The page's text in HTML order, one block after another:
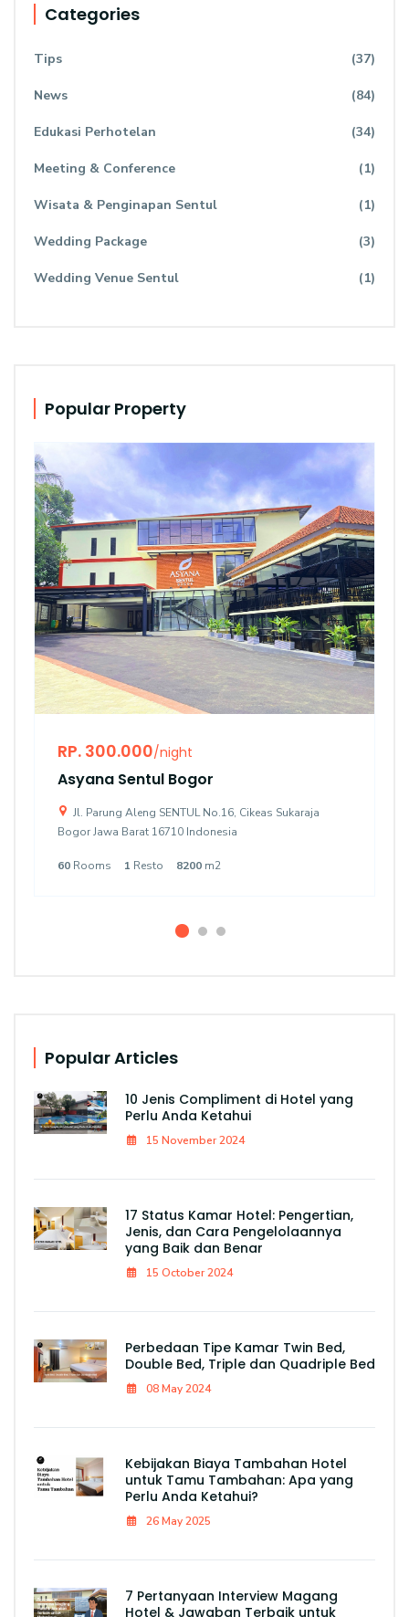
Categories
Tips (37)
News (84)
Edukasi Perhotelan (34)
Meeting & Conference (1)
Wisata & Penginapan Sentul (1)
Wedding Package (3)
Wedding Venue Sentul (1)
Popular Property
RP. 300.000/night
Asyana Sentul Bogor
Jl. Parung Aleng SENTUL No.16, Cikeas Sukaraja
Bogor Jawa Barat 16710 Indonesia
60 Rooms 1 Resto 8200 m2
Popular Articles
10 Jenis Compliment di Hotel yang
Perlu Anda Ketahui
15 November 2024
17 Status Kamar Hotel: Pengertian,
Jenis, dan Cara Pengelolaannya
yang Baik dan Benar
15 October 2024
Perbedaan Tipe Kamar Twin Bed,
Double Bed, Triple dan Quadriple Bed
08 May 2024
Kebijakan Biaya Tambahan Hotel
untuk Tamu Tambahan: Apa yang
Perlu Anda Ketahui?
26 May 2025
7 Pertanyaan Interview Magang
Hotel & Jawaban Terbaik untuk